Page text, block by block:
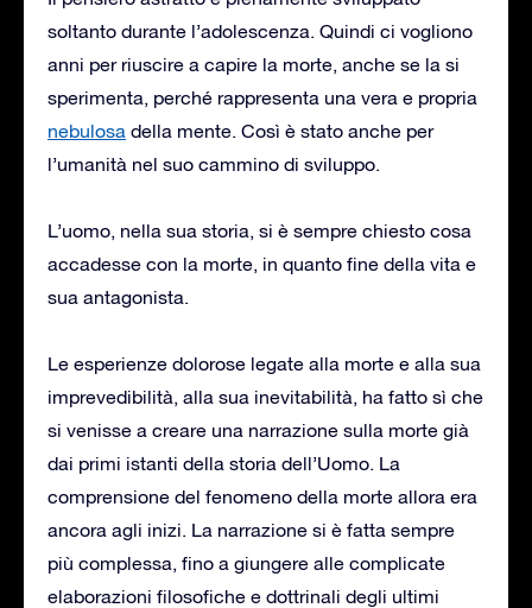
soltanto durante l’adolescenza. Quindi ci vogliono
anni per riuscire a capire la morte, anche se la si
sperimenta, perché rappresenta una vera e propria
nebulosa della mente. Così è stato anche per
l’umanità nel suo cammino di sviluppo.
L’uomo, nella sua storia, si è sempre chiesto cosa
accadesse con la morte, in quanto fine della vita e
sua antagonista.
Le esperienze dolorose legate alla morte e alla sua
imprevedibilità, alla sua inevitabilità, ha fatto sì che
si venisse a creare una narrazione sulla morte già
dai primi istanti della storia dell’Uomo. La
comprensione del fenomeno della morte allora era
ancora agli inizi. La narrazione si è fatta sempre
più complessa, fino a giungere alle complicate
elaborazioni filosofiche e dottrinali degli ultimi